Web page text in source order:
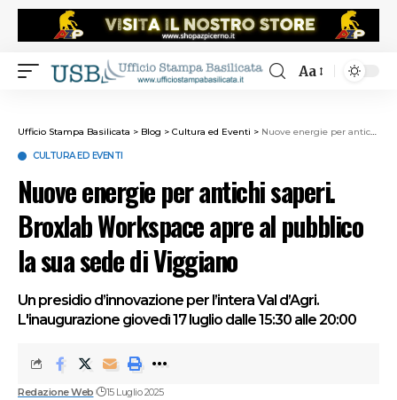
Aa
Ufficio Stampa Basilicata > Blog > Cultura ed Eventi > Nuove energie per antichi saperi. Broxlab Workspace apre al pubblico la sua sede di Viggiano
CULTURA ED EVENTI
Nuove energie per antichi saperi.
Broxlab Workspace apre al pubblico
la sua sede di Viggiano
Un presidio d’innovazione per l’intera Val d’Agri.
L'inaugurazione giovedì 17 luglio dalle 15:30 alle 20:00
Redazione Web 15 Luglio 2025